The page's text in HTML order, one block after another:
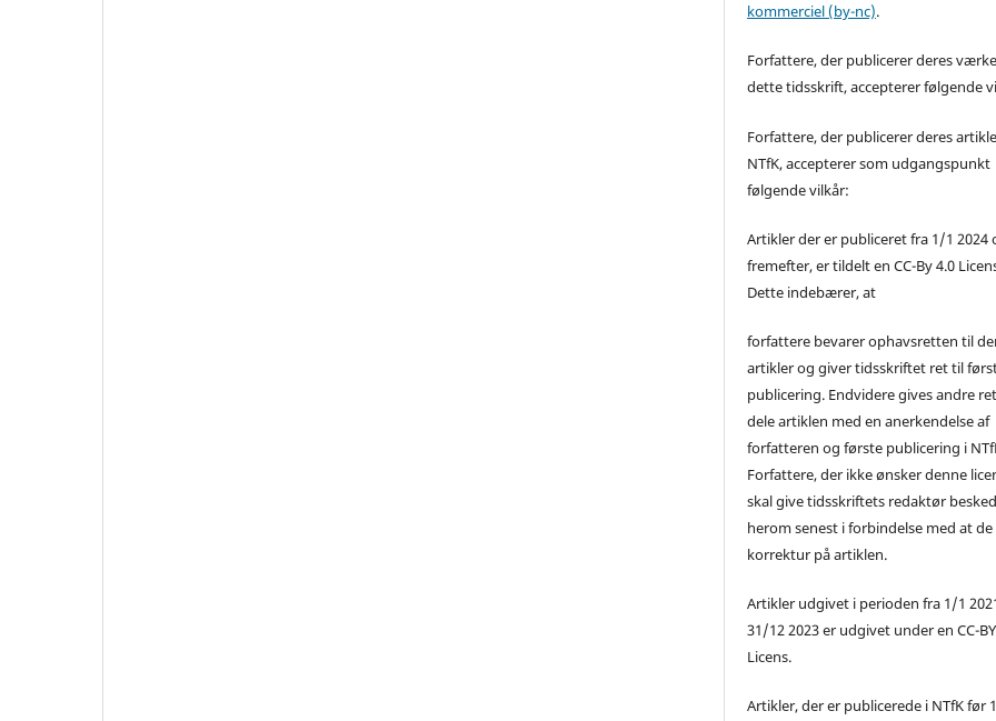
kommerciel (by-nc).
Forfattere, der publicerer deres
dette tidsskrift, accepterer følgende
Forfattere, der publicerer deres
NTfK, accepterer som udgangspunkt
følgende vilkår:
Artikler der er publiceret fra 1/1 2024
fremefter, er tildelt en CC-By 4.0
Dette indebærer, at
forfattere bevarer ophavsretten til
artikler og giver tidsskriftet ret til
publicering. Endvidere gives andre
dele artiklen med en anerkendelse af
forfatteren og første publicering i
Forfattere, der ikke ønsker denne
skal give tidsskriftets redaktør besked
herom senest i forbindelse med at
korrektur på artiklen.
Artikler udgivet i perioden fra 1/1
31/12 2023 er udgivet under en CC-
Licens.
Artikler, der er publicerede i NTfK før